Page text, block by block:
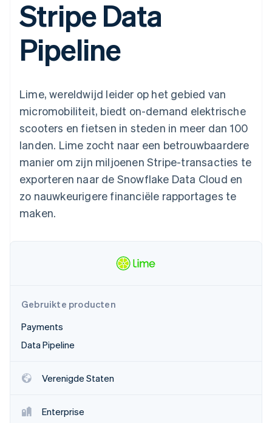
dan 125
Terminal
Authorization
Boost
Optimaliseer de
Link
Versneld afrekenen
Financial
Connections
rekeningen
Gegevenssynchronisatie
Meer
Product roadmap
Radar
Climate
CO₂-verwijdering
Identity
Online identiteitsverificatie
Stripe Sessions 2026
Marktplaatsen
Geldbeheer
Platforms
SaaS
Per branche
AI-bedrijven
Creator economy
Horeca, reizen en vrije
tijd
Verzekering
Media en entertainment
Non-profitorganisaties
Detailhandel
Ecosysteem
Facturatie naar gebruik
bieden
Betaalkaarten uitgeven
die door stablecoins
worden gedekt
Bronnen
App-integraties
Voorbeelden van code
Developerblog
API-status
Bedrijf
Productroadmap
Jaarlijks congres
Sessions
Vacatures
Contact
Neem contact op
Partner worden
Stripe Data
Pipeline
Lime, wereldwijd leider op het gebied van
micromobiliteit, biedt on-demand elektrische
scooters en fietsen in steden in meer dan 100
landen. Lime zocht naar een betrouwbaardere
manier om zijn miljoenen Stripe-transacties te
exporteren naar de Snowflake Data Cloud en
zo nauwkeurigere financiële rapportages te
maken.
Gebruikte producten
Payments
Data Pipeline
Verenigde Staten
Enterprise